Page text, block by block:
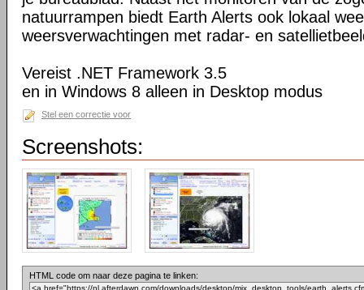
natuurrampen biedt Earth Alerts ook lokaal
weersverwachtingen met radar- en
Vereist .NET Framework 3.5
en in Windows 8 alleen in Desktop modus
Stel een correctie voor
Screenshots:
HTML code om naar deze pagina te linken: